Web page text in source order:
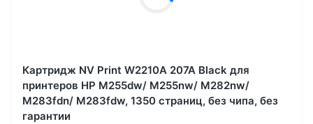
Картридж NV Print W2210A 207A Black для
принтеров HP M255dw/ M255nw/ M282nw/
M283fdn/ M283fdw, 1350 страниц, без чипа, без
гарантии